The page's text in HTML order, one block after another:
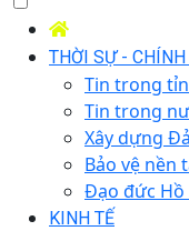
THỜI SỰ - CHÍNH
Tin trong
Tin trong
Xây dựng
Bảo vệ nền
Đạo đức Hồ
KINH TẾ